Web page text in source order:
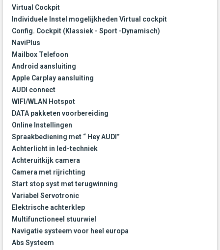
Virtual Cockpit
Individuele Instel mogelijkheden Virtual cockpit
Config. Cockpit (Klassiek - Sport -Dynamisch)
NaviPlus
Mailbox Telefoon
Android aansluiting
Apple Carplay aansluiting
AUDI connect
WIFI/WLAN Hotspot
DATA pakketen voorbereiding
Online Instellingen
Spraakbediening met “ Hey AUDI”
Achterlicht in led-techniek
Achteruitkijk camera
Camera met rijrichting
Start stop syst met terugwinning
Variabel Servotronic
Elektrische achterklep
Multifunctioneel stuurwiel
Navigatie systeem voor heel europa
Abs Systeem